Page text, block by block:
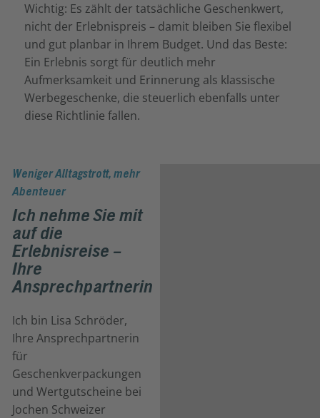
Wichtig: Es zählt der tatsächliche Geschenkwert,
nicht der Erlebnispreis – damit bleiben Sie flexibel
und gut planbar in Ihrem Budget. Und das Beste:
Ein Erlebnis sorgt für deutlich mehr
Aufmerksamkeit und Erinnerung als klassische
Werbegeschenke, die steuerlich ebenfalls unter
diese Richtlinie fallen.
Weniger Alltagstrott, mehr
Abenteuer
Ich nehme Sie mit
auf die
Erlebnisreise –
Ihre
Ansprechpartnerin
Ich bin Lisa Schröder,
Ihre Ansprechpartnerin
für
Geschenkverpackungen
und Wertgutscheine bei
Jochen Schweizer